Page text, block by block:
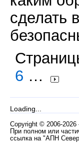
сделать
6 …
Loading...
Copyright © 2006-2026
При полном или
ссылка на "АПН